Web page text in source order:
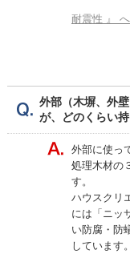
耐震性 』 へ
外部（木塀、外
が、どのくらい
外部に使っ
処理木材の
す。
ハウスクリ
には「ニッ
い防腐・防
しています